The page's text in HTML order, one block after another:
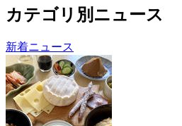
カテゴリ別ニュース
新着ニュース